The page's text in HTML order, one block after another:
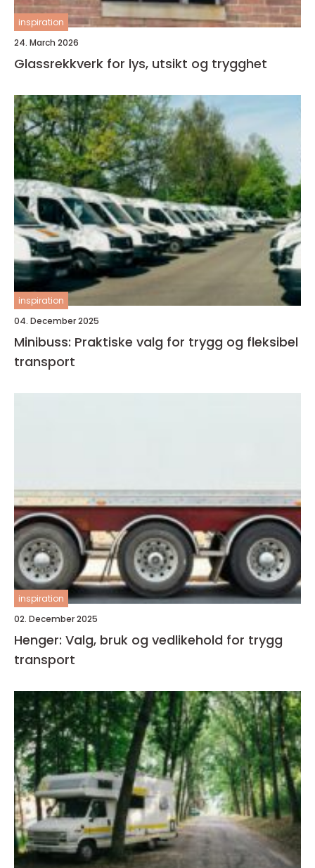
inspiration
24. March 2026
Glassrekkverk for lys, utsikt og trygghet
inspiration
04. December 2025
Minibuss: Praktiske valg for trygg og fleksibel
transport
inspiration
02. December 2025
Henger: Valg, bruk og vedlikehold for trygg
transport